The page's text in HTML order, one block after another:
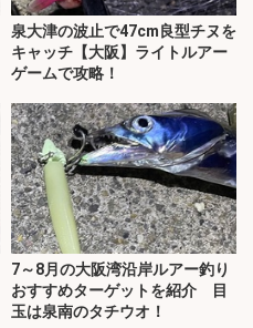
泉大津の波止で47cm良型チヌを
キャッチ【大阪】ライトルアー
ゲームで攻略！
7～8月の大阪湾沿岸ルアー釣り
おすすめターゲットを紹介 目
玉は泉南のタチウオ！